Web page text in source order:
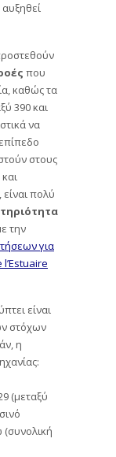
που
καθώς τα
390 και
να
στους
πολύ
την
για
είναι
στόχων
η
(μεταξύ
(συνολική